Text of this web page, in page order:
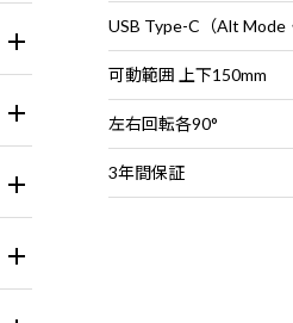
可動範囲 上下150mm
左右回転各90°
3年間保証